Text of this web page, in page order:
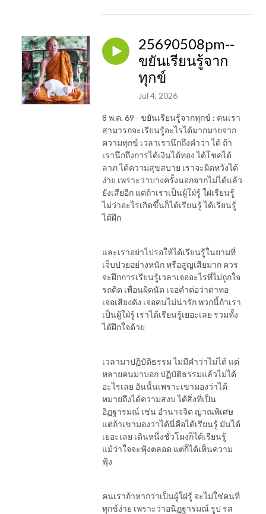
25690508pm--
ขยันเรียนรู้จาก
ทุกข์
Jul 4, 2026
8 พ.ค. 69 - ขยันเรียนรู้จากทุกข์ : คนเรา
สามารถจะเรียนรู้อะไรได้มากมายจาก
ความทุกข์ เวลาเรานึกถึงคำว่า ได้ ถ้า
เรานึกถึงการได้เงินได้ทอง ได้โชคได้
ลาภ ได้ความสุขสบาย เราจะผิดหวังได้
ง่าย เพราะว่าบางครั้งนอกจากไม่ได้แล้ว
ยังเสียอีก แต่ถ้าเราเป็นผู้ใฝ่รู้ ใฝ่เรียนรู้
ไม่ว่าอะไรเกิดขึ้นก็ได้เรียนรู้ ได้เรียนรู้
ได้ฝึก
และเราอย่าไปรอให้ได้เรียนรู้ในยามที่
เจ็บป่วยอย่างหนัก หรือสูญเสียมาก ควร
จะฝึกการเรียนรู้เวลาเจออะไรที่ไม่ถูกใจ
รถติด เพื่อนผิดนัด เจอคำต่อว่าด่าทอ
เจอเสียงดัง เจอคนไม่น่ารัก พวกนี้ถ้าเรา
เป็นผู้ใฝ่รู้ เราได้เรียนรู้เยอะเลย รวมทั้ง
ได้ฝึกใจด้วย
เวลามาปฏิบัติธรรม ไม่มีคำว่าไม่ได้ แต่
หลายคนมาบอก ปฏิบัติธรรมแล้วไม่ได้
อะไรเลย อันนั้นเพราะเขามองว่าได้
หมายถึงได้ความสงบ ได้สิ่งที่เป็น
อิฏฐารมณ์ เช่น อำนาจจิต ญาณพิเศษ
แต่ถ้าเขามองว่าได้นี่คือได้เรียนรู้ มันได้
เยอะเลย เดินหนึ่งชั่วโมงก็ได้เรียนรู้
แม้ว่าใจจะฟุ้งตลอด แต่ก็ได้เห็นความ
ฟุ้ง
คนเราถ้าหากว่าเป็นผู้ใฝ่รู้ จะไม่ใช่คนที่
ทุกข์ง่าย เพราะว่าอนิฏฐารมณ์ รูป รส